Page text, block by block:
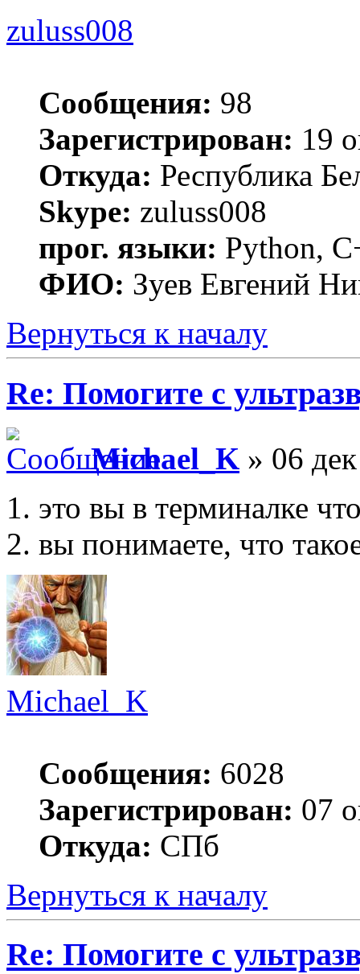
zuluss008
Сообщения: 98
Зарегистрирован: 19
Откуда: Республика
Skype: zuluss008
прог. языки: Python,
ФИО: Зуев Евгений
Вернуться к началу
Re: Помогите с
Michael_K » 06
1. это вы в терминалке
2. вы понимаете, что
Michael_K
Сообщения: 6028
Зарегистрирован: 07
Откуда: СПб
Вернуться к началу
Re: Помогите с